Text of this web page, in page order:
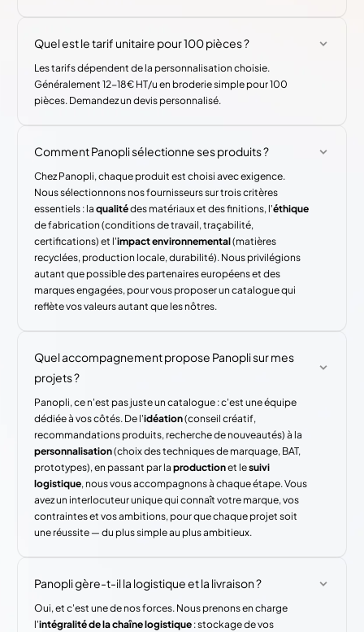
Quel est le tarif unitaire pour 100 pièces ?
Les tarifs dépendent de la personnalisation choisie.
Généralement 12-18€ HT/u en broderie simple pour 100
pièces. Demandez un devis personnalisé.
Comment Panopli sélectionne ses produits ?
Chez Panopli, chaque produit est choisi avec exigence.
Nous sélectionnons nos fournisseurs sur trois critères
essentiels : laqualitédes matériaux et des finitions, l'éthique
de fabrication (conditions de travail, traçabilité,
certifications) et l'impact environnemental(matières
recyclées, production locale, durabilité). Nous privilégions
autant que possible des partenaires européens et des
marques engagées, pour vous proposer un catalogue qui
reflète vos valeurs autant que les nôtres.
Quel accompagnement propose Panopli sur mes
projets ?
Panopli, ce n'est pas juste un catalogue : c'est une équipe
dédiée à vos côtés. De l'idéation(conseil créatif,
recommandations produits, recherche de nouveautés) à la
personnalisation(choix des techniques de marquage, BAT,
prototypes), en passant par laproductionet lesuivi
logistique, nous vous accompagnons à chaque étape. Vous
avez un interlocuteur unique qui connaît votre marque, vos
contraintes et vos ambitions, pour que chaque projet soit
une réussite — du plus simple au plus ambitieux.
Panopli gère-t-il la logistique et la livraison ?
Oui, et c'est une de nos forces. Nous prenons en charge
l'intégralité de la chaîne logistique : stockage de vos